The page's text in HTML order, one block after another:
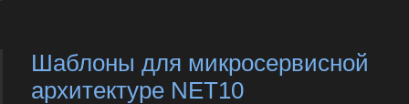
Шаблоны для микросервисной
архитектуре NET10